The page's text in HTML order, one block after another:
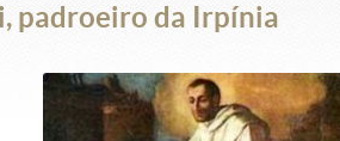
padroeiro da Irpínia